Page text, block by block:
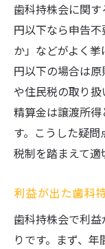
歯科持株会に関
円以下なら申告
か」などがよく
円以下の場合は
や住民税の取り
精算金は譲渡所
す。こうした疑
税制を踏まえて適
利益が出た歯科
歯科持株会で利
りです。まず、